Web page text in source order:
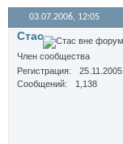
03.07.2006, 12:05
Стас
Член сообщества
Регистрация
25.11.2005
Сообщений
1,138